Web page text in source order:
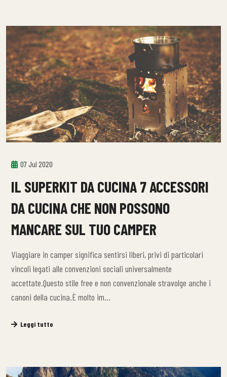
07 Jul 2020
IL SUPERKIT DA CUCINA 7 ACCESSORI
DA CUCINA CHE NON POSSONO
MANCARE SUL TUO CAMPER
Viaggiare in camper significa sentirsi liberi, privi di particolari
vincoli legati alle convenzioni sociali universalmente
accettate.Questo stile free e non convenzionale stravolge anche i
canoni della cucina.È molto im…
Leggi tutto